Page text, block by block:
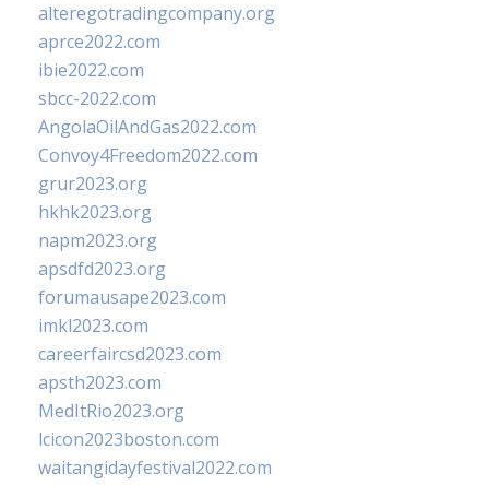
alteregotradingcompany.org
aprce2022.com
ibie2022.com
sbcc-2022.com
AngolaOilAndGas2022.com
Convoy4Freedom2022.com
grur2023.org
hkhk2023.org
napm2023.org
apsdfd2023.org
forumausape2023.com
imkl2023.com
careerfaircsd2023.com
apsth2023.com
MedItRio2023.org
lcicon2023boston.com
waitangidayfestival2022.com